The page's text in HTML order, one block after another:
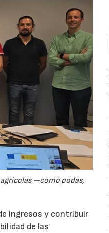
—como podas,
ingresos y contribuir
de las